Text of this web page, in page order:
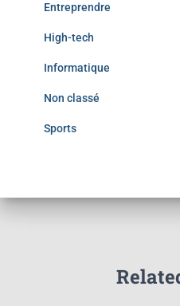
Entreprendre
High-tech
Informatique
Non classé
Sports